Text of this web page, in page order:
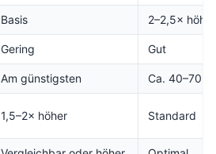
Basis 2–2,5× höher
Gering Gut
Am günstigsten Ca. 40–70
1,5–2× höher Standard